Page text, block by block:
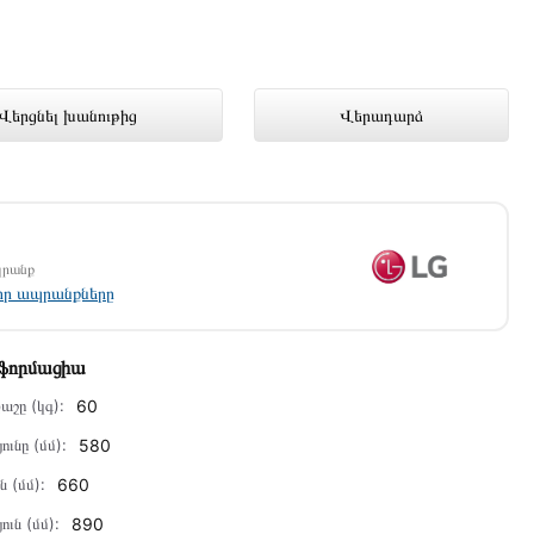
խանութից Վերադարձ
լավագույն գնով 319 000 դրամ
ապրանքները
(կգ): 60
(մմ): 580
(մմ): 660
(մմ): 890